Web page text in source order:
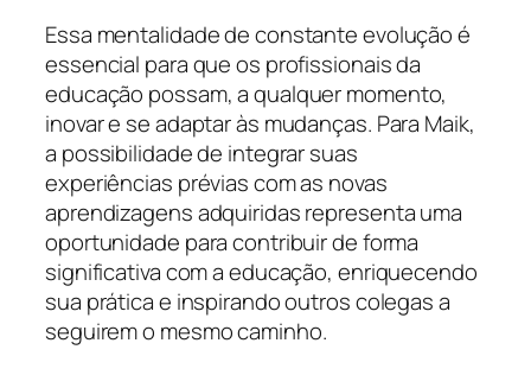
Essa mentalidade de constante evolução é
essencial para que os profissionais da
educação possam, a qualquer momento,
inovar e se adaptar às mudanças. Para Maik,
a possibilidade de integrar suas
experiências prévias com as novas
aprendizagens adquiridas representa uma
oportunidade para contribuir de forma
significativa com a educação, enriquecendo
sua prática e inspirando outros colegas a
seguirem o mesmo caminho.